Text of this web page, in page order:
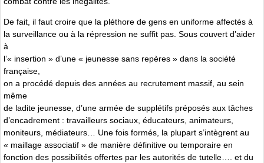
De fait, il faut croire que la pléthore de gens en uniforme affectés à
la surveillance ou à la répression ne suffit pas. Sous couvert d’aider
à
l’« insertion » d’une « jeunesse sans repères » dans la société
française,
on a procédé depuis des années au recrutement massif, au sein
même
de ladite jeunesse, d’une armée de supplétifs préposés aux tâches
d’encadrement : travailleurs sociaux, éducateurs, animateurs,
moniteurs, médiateurs… Une fois formés, la plupart s’intègrent au
« maillage associatif » de manière définitive ou temporaire en
fonction des possibilités offertes par les autorités de tutelle…. et du